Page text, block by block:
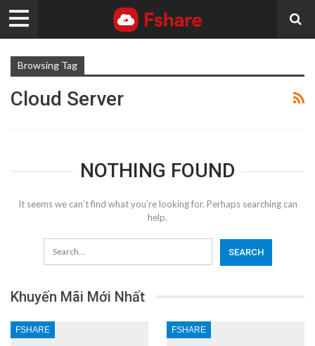
Browsing Tag
Cloud Server
NOTHING FOUND
It seems we can’t find what you’re looking for. Perhaps searching can
help.
Khuyến Mãi Mới Nhất
FSHARE FSHARE